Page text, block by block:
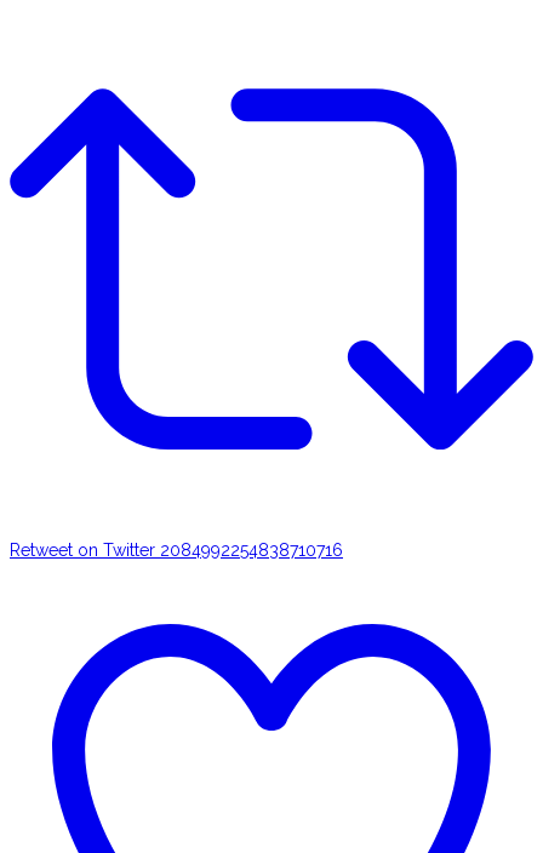
Retweet on Twitter 2084992254838710716